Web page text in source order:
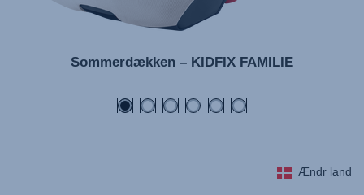
Sommerdækken – KIDFIX FAMILIE
Ændr land